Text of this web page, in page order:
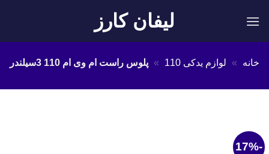
لیفان کارز
خانه » لوازم یدکی 110 » پلوس راست ام وی ام 110 3سیلندر
-17%